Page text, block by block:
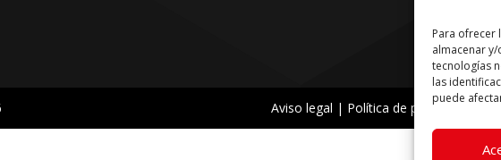
Para ofrecer
almacenar
tecnologías
las
puede
Aviso legal | Política de privacidad